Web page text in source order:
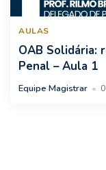
AULAS
OAB Solidária:
Penal – Aula 1
Equipe Magistrar •